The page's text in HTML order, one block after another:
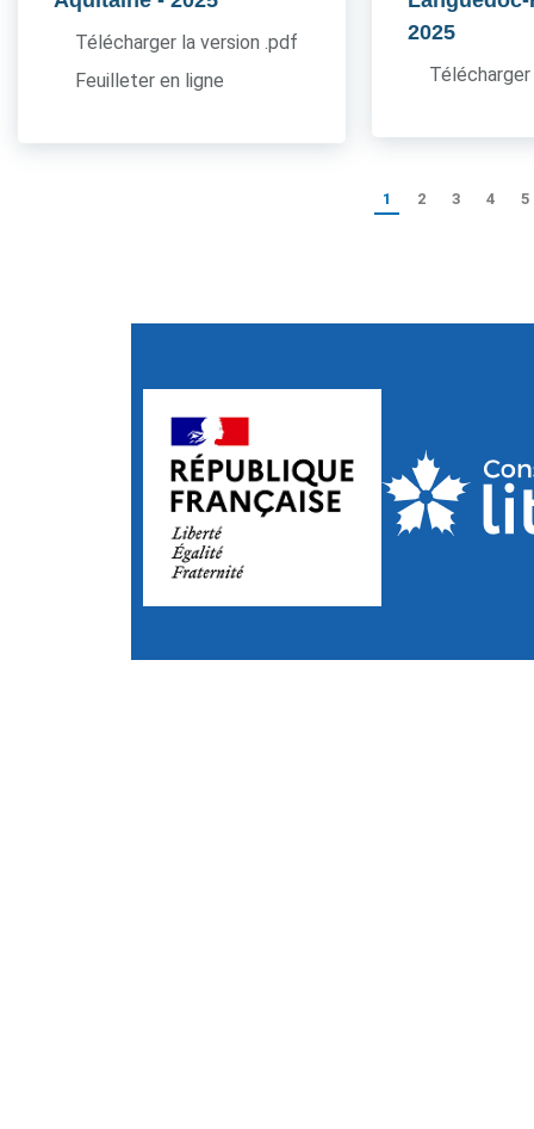
Télécharger la version .pdf
Feuilleter en ligne
2025
1 2 3 4 5